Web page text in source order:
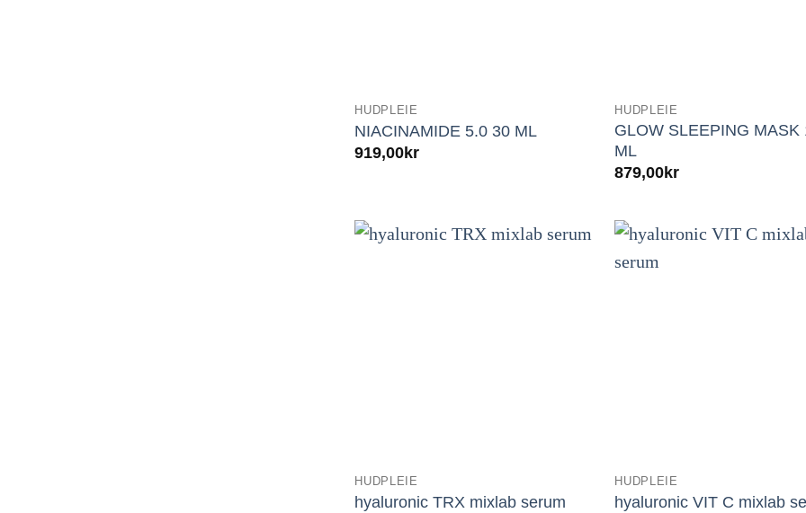
HUDPLEIE
NIACINAMIDE 5.0 30 ML
919,00kr
HUDPLEIE
GLOW SLEEPING MASK
ML
879,00kr
HUDPLEIE
hyaluronic TRX mixlab serum
HUDPLEIE
hyaluronic VIT C mixlab